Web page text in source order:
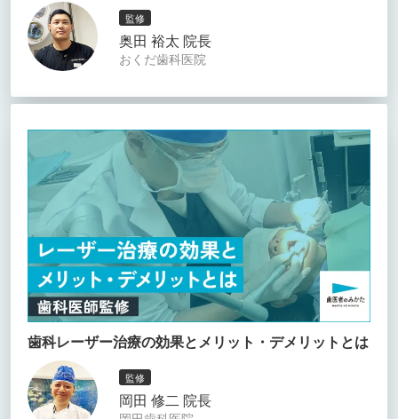
監修
奥田 裕太 院長
おくだ歯科医院
歯科レーザー治療の効果とメリット・デメリットとは
監修
岡田 修二 院長